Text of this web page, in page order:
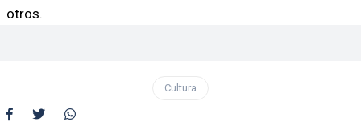
otros.
Cultura